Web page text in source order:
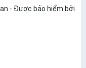
- Được bảo hiểm bởi